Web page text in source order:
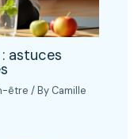
astuces
être / By Camille